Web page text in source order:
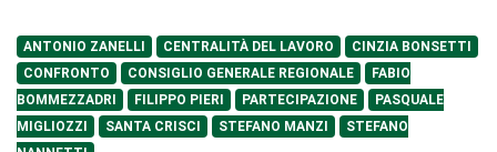
ANTONIO ZANELLI CENTRALITÀ DEL LAVORO
CINZIA BONSETTI
CONFRONTO
CONSIGLIO GENERALE REGIONALE
FABIO
BOMMEZZADRI
FILIPPO PIERI PARTECIPAZIONE
PASQUALE
MIGLIOZZI
SANTA CRISCI STEFANO MANZI
STEFANO